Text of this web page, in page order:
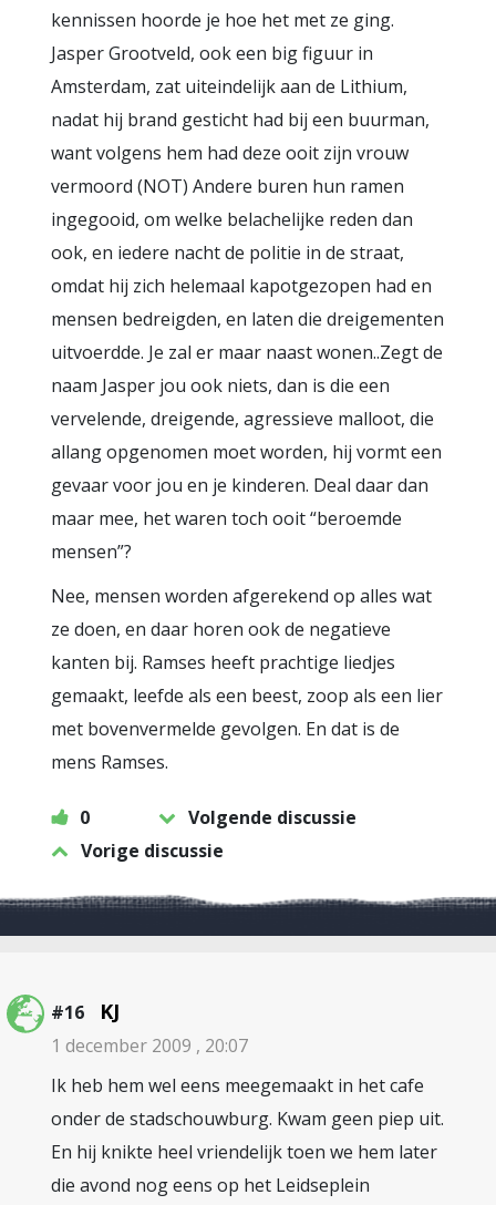
kennissen hoorde je hoe het met ze ging.
Jasper Grootveld, ook een big figuur in
Amsterdam, zat uiteindelijk aan de Lithium,
nadat hij brand gesticht had bij een buurman,
want volgens hem had deze ooit zijn vrouw
vermoord (NOT) Andere buren hun ramen
ingegooid, om welke belachelijke reden dan
ook, en iedere nacht de politie in de straat,
omdat hij zich helemaal kapotgezopen had en
mensen bedreigden, en laten die dreigementen
uitvoerdde. Je zal er maar naast wonen..Zegt de
naam Jasper jou ook niets, dan is die een
vervelende, dreigende, agressieve malloot, die
allang opgenomen moet worden, hij vormt een
gevaar voor jou en je kinderen. Deal daar dan
maar mee, het waren toch ooit “beroemde
mensen”?
Nee, mensen worden afgerekend op alles wat
ze doen, en daar horen ook de negatieve
kanten bij. Ramses heeft prachtige liedjes
gemaakt, leefde als een beest, zoop als een lier
met bovenvermelde gevolgen. En dat is de
mens Ramses.
0
Volgende discussie
Vorige discussie
#16 KJ
1 december 2009 , 20:07
Ik heb hem wel eens meegemaakt in het cafe
onder de stadschouwburg. Kwam geen piep uit.
En hij knikte heel vriendelijk toen we hem later
die avond nog eens op het Leidseplein